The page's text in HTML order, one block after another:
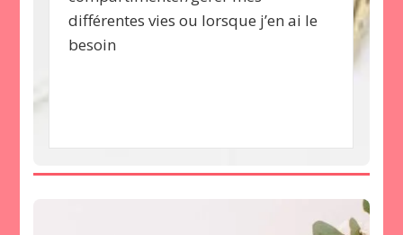
différentes vies ou lorsque j’en ai le
besoin